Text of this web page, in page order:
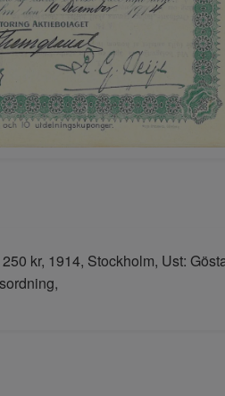
kr, 1914, Stockholm, Ust: